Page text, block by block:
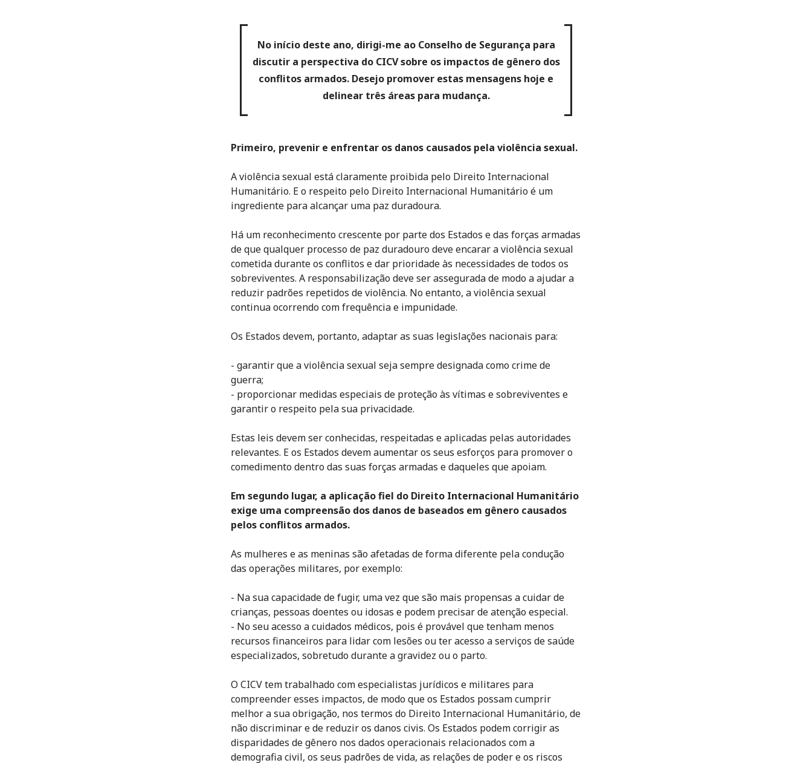
No início deste ano, dirigi-me ao Conselho de Segurança para
discutir a perspectiva do CICV sobre os impactos de gênero dos
conflitos armados. Desejo promover estas mensagens hoje e
delinear três áreas para mudança.
Primeiro, prevenir e enfrentar os danos causados pela violência sexual.
A violência sexual está claramente proibida pelo Direito Internacional
Humanitário. E o respeito pelo Direito Internacional Humanitário é um
ingrediente para alcançar uma paz duradoura.
Há um reconhecimento crescente por parte dos Estados e das forças armadas
de que qualquer processo de paz duradouro deve encarar a violência sexual
cometida durante os conflitos e dar prioridade às necessidades de todos os
sobreviventes. A responsabilização deve ser assegurada de modo a ajudar a
reduzir padrões repetidos de violência. No entanto, a violência sexual
continua ocorrendo com frequência e impunidade.
Os Estados devem, portanto, adaptar as suas legislações nacionais para:
- garantir que a violência sexual seja sempre designada como crime de
guerra;
- proporcionar medidas especiais de proteção às vítimas e sobreviventes e
garantir o respeito pela sua privacidade.
Estas leis devem ser conhecidas, respeitadas e aplicadas pelas autoridades
relevantes. E os Estados devem aumentar os seus esforços para promover o
comedimento dentro das suas forças armadas e daqueles que apoiam.
Em segundo lugar, a aplicação fiel do Direito Internacional Humanitário
exige uma compreensão dos danos de baseados em gênero causados
pelos conflitos armados.
As mulheres e as meninas são afetadas de forma diferente pela condução
das operações militares, por exemplo:
- Na sua capacidade de fugir, uma vez que são mais propensas a cuidar de
crianças, pessoas doentes ou idosas e podem precisar de atenção especial.
- No seu acesso a cuidados médicos, pois é provável que tenham menos
recursos financeiros para lidar com lesões ou ter acesso a serviços de saúde
especializados, sobretudo durante a gravidez ou o parto.
O CICV tem trabalhado com especialistas jurídicos e militares para
compreender esses impactos, de modo que os Estados possam cumprir
melhor a sua obrigação, nos termos do Direito Internacional Humanitário, de
não discriminar e de reduzir os danos civis. Os Estados podem corrigir as
disparidades de gênero nos dados operacionais relacionados com a
demografia civil, os seus padrões de vida, as relações de poder e os riscos